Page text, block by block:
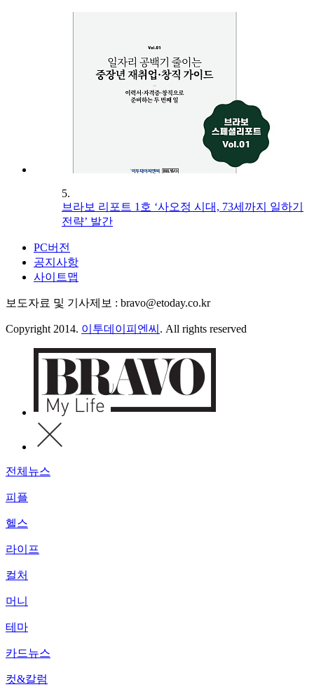
5.
브라보 리포트 1호 ‘사오정 시대, 73세까지 일하기
전략’ 발간
PC버전
공지사항
사이트맵
보도자료 및 기사제보 : bravo@etoday.co.kr
Copyright 2014. 이투데이피엔씨 . All rights reserved
전체뉴스
피플
헬스
라이프
컬처
머니
테마
카드뉴스
컷&칼럼